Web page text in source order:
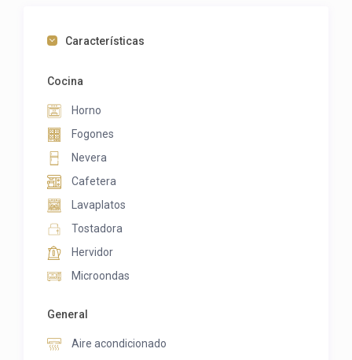
Características
Cocina
Horno
Fogones
Nevera
Cafetera
Lavaplatos
Tostadora
Hervidor
Microondas
General
Aire acondicionado